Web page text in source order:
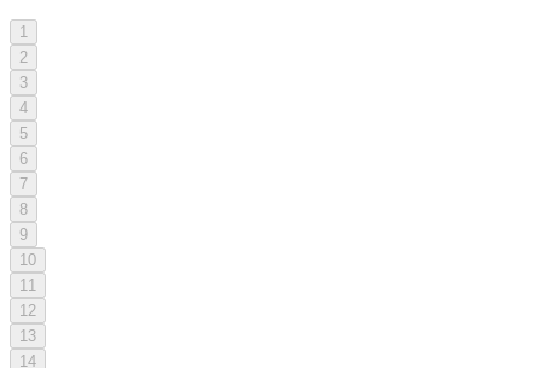
1
2
3
4
5
6
7
8
9
10
11
12
13
14